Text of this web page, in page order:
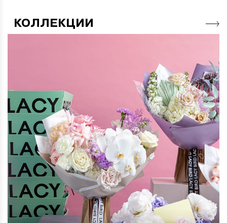
КОЛЛЕКЦИИ